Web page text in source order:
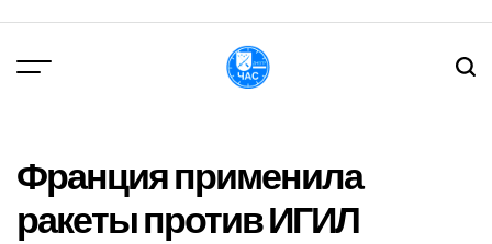
вмісту
Франция применила
ракеты против ИГИЛ